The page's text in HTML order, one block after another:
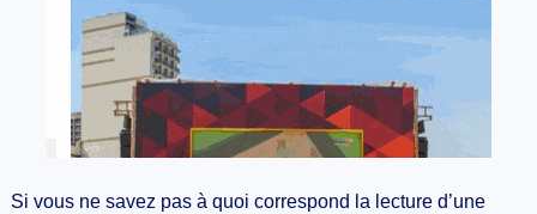
Si vous ne savez pas à quoi correspond la lecture d’une